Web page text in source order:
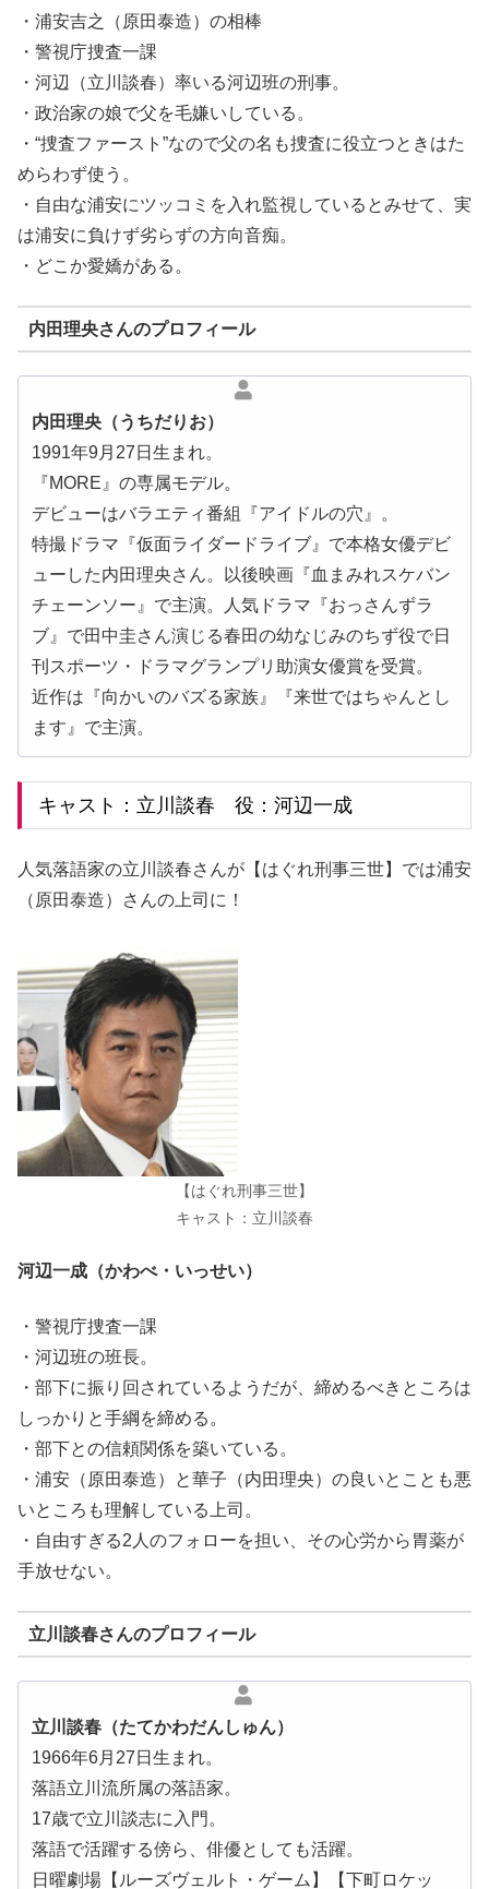
・浦安吉之（原田泰造）の相棒
・警視庁捜査一課
・河辺（立川談春）率いる河辺班の刑事。
・政治家の娘で父を毛嫌いしている。
・“捜査ファースト”なので父の名も捜査に役立つときはた
めらわず使う。
・自由な浦安にツッコミを入れ監視しているとみせて、実
は浦安に負けず劣らずの方向音痴。
・どこか愛嬌がある。
内田理央さんのプロフィール
内田理央（うちだりお）
1991年9月27日生まれ。
『MORE』の専属モデル。
デビューはバラエティ番組『アイドルの穴』。
特撮ドラマ『仮面ライダードライブ』で本格女優デビ
ューした内田理央さん。以後映画『血まみれスケバン
チェーンソー』で主演。人気ドラマ『おっさんずラ
ブ』で田中圭さん演じる春田の幼なじみのちず役で日
刊スポーツ・ドラマグランプリ助演女優賞を受賞。
近作は『向かいのバズる家族』『来世ではちゃんとし
ます』で主演。
キャスト：立川談春 役：河辺一成
人気落語家の立川談春さんが【はぐれ刑事三世】では浦安
（原田泰造）さんの上司に！
【はぐれ刑事三世】
キャスト：立川談春
河辺一成（かわべ・いっせい）
・警視庁捜査一課
・河辺班の班長。
・部下に振り回されているようだが、締めるべきところは
しっかりと手綱を締める。
・部下との信頼関係を築いている。
・浦安（原田泰造）と華子（内田理央）の良いとことも悪
いところも理解している上司。
・自由すぎる2人のフォローを担い、その心労から胃薬が
手放せない。
立川談春さんのプロフィール
立川談春（たてかわだんしゅん）
1966年6月27日生まれ。
落語立川流所属の落語家。
17歳で立川談志に入門。
落語で活躍する傍ら、俳優としても活躍。
日曜劇場【ルーズヴェルト・ゲーム】【下町ロケッ